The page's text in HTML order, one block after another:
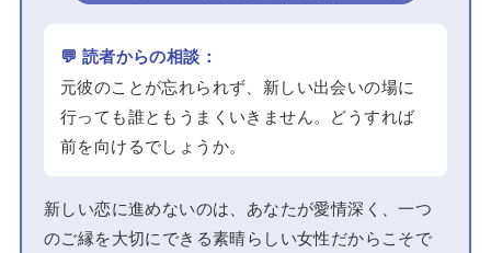
💬 読者からの相談：
元彼のことが忘れられず、新しい出会いの場に
行っても誰ともうまくいきません。どうすれば
前を向けるでしょうか。
新しい恋に進めないのは、あなたが愛情深く、一つ
のご縁を大切にできる素晴らしい女性だからこそで